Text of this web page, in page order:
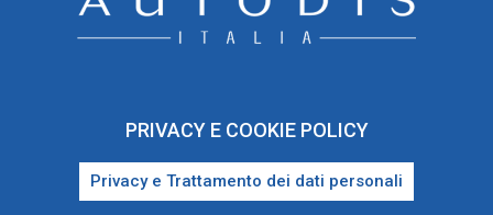
PRIVACY E COOKIE POLICY
Privacy e Trattamento dei dati personali